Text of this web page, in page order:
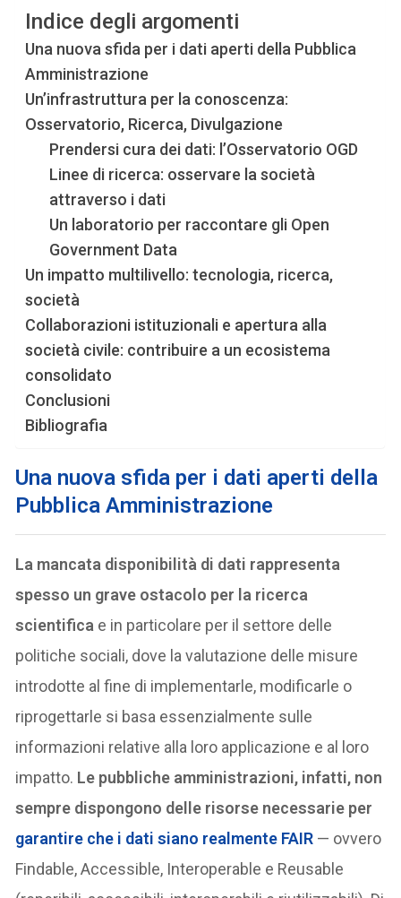
Indice degli argomenti
Una nuova sfida per i dati aperti della Pubblica
Amministrazione
Un’infrastruttura per la conoscenza:
Osservatorio, Ricerca, Divulgazione
Prendersi cura dei dati: l’Osservatorio OGD
Linee di ricerca: osservare la società
attraverso i dati
Un laboratorio per raccontare gli Open
Government Data
Un impatto multilivello: tecnologia, ricerca,
società
Collaborazioni istituzionali e apertura alla
società civile: contribuire a un ecosistema
consolidato
Conclusioni
Bibliografia
Una nuova sfida per i dati aperti della
Pubblica Amministrazione
La mancata disponibilità di dati rappresenta
spesso un grave ostacolo per la ricerca
scientifica e in particolare per il settore delle
politiche sociali, dove la valutazione delle misure
introdotte al fine di implementarle, modificarle o
riprogettarle si basa essenzialmente sulle
informazioni relative alla loro applicazione e al loro
impatto. Le pubbliche amministrazioni, infatti, non
sempre dispongono delle risorse necessarie per
garantire che i dati siano realmente FAIR — ovvero
Findable, Accessible, Interoperable e Reusable